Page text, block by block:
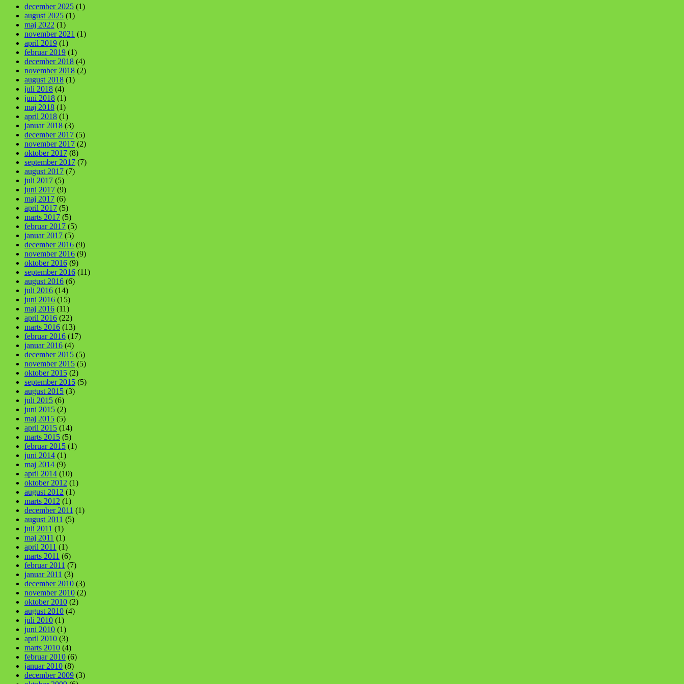
december 2025 (1)
august 2025 (1)
maj 2022 (1)
november 2021 (1)
april 2019 (1)
februar 2019 (1)
december 2018 (4)
november 2018 (2)
august 2018 (1)
juli 2018 (4)
juni 2018 (1)
maj 2018 (1)
april 2018 (1)
januar 2018 (3)
december 2017 (5)
november 2017 (2)
oktober 2017 (8)
september 2017 (7)
august 2017 (7)
juli 2017 (5)
juni 2017 (9)
maj 2017 (6)
april 2017 (5)
marts 2017 (5)
februar 2017 (5)
januar 2017 (5)
december 2016 (9)
november 2016 (9)
oktober 2016 (9)
september 2016 (11)
august 2016 (6)
juli 2016 (14)
juni 2016 (15)
maj 2016 (11)
april 2016 (22)
marts 2016 (13)
februar 2016 (17)
januar 2016 (4)
december 2015 (5)
november 2015 (5)
oktober 2015 (2)
september 2015 (5)
august 2015 (3)
juli 2015 (6)
juni 2015 (2)
maj 2015 (5)
april 2015 (14)
marts 2015 (5)
februar 2015 (1)
juni 2014 (1)
maj 2014 (9)
april 2014 (10)
oktober 2012 (1)
august 2012 (1)
marts 2012 (1)
december 2011 (1)
august 2011 (5)
juli 2011 (1)
maj 2011 (1)
april 2011 (1)
marts 2011 (6)
februar 2011 (7)
januar 2011 (3)
december 2010 (3)
november 2010 (2)
oktober 2010 (2)
august 2010 (4)
juli 2010 (1)
juni 2010 (1)
april 2010 (3)
marts 2010 (4)
februar 2010 (6)
januar 2010 (8)
december 2009 (3)